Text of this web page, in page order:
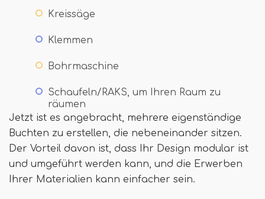
Kreissäge
Klemmen
Bohrmaschine
Schaufeln/RAKS, um Ihren Raum zu
räumen
Jetzt ist es angebracht, mehrere eigenständige
Buchten zu erstellen, die nebeneinander sitzen.
Der Vorteil davon ist, dass Ihr Design modular ist
und umgeführt werden kann, und die Erwerben
Ihrer Materialien kann einfacher sein.